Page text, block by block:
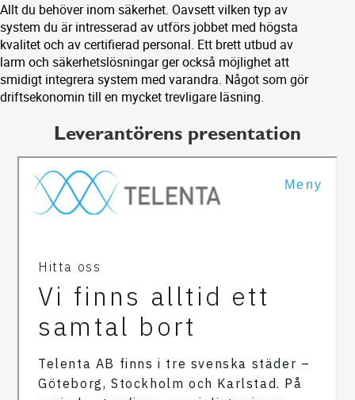
Allt du behöver inom säkerhet. Oavsett vilken typ av
system du är intresserad av utförs jobbet med högsta
kvalitet och av certifierad personal. Ett brett utbud av
larm och säkerhetslösningar ger också möjlighet att
smidigt integrera system med varandra. Något som gör
driftsekonomin till en mycket trevligare läsning.
Leverantörens presentation